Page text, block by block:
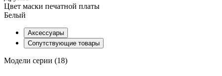
Цвет маски печатной платы
Белый
Аксессуары
Сопутствующие товары
Модели серии (18)